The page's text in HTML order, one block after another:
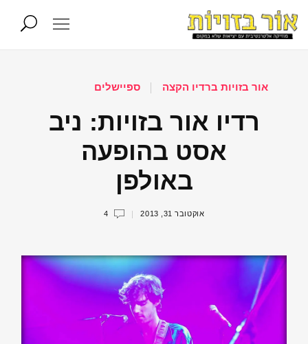
אור בזויות ברדיו הקצה ספיישלים
רדיו אור בזויות: ניב
אסט בהופעה
באולפן
אוקטובר 31, 2013